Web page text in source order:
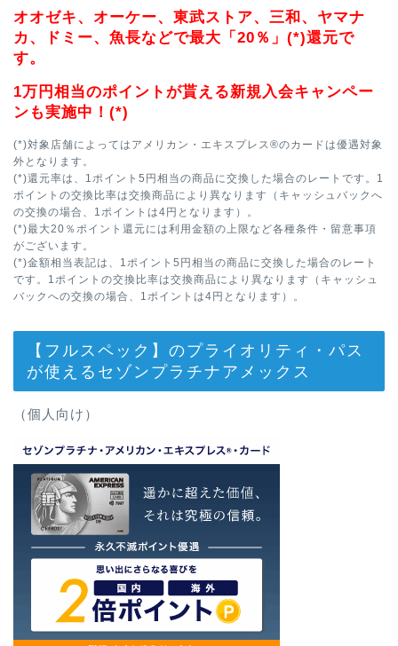
オオゼキ、オーケー、東武ストア、三和、ヤマナ
カ、ドミー、魚長などで最大「20％」(*)還元で
す。
1万円相当のポイントが貰える新規入会キャンペー
ンも実施中！(*)
(*)対象店舗によってはアメリカン・エキスプレス®のカードは優遇対象
外となります。
(*)還元率は、1ポイント5円相当の商品に交換した場合のレートです。1
ポイントの交換比率は交換商品により異なります（キャッシュバックへ
の交換の場合、1ポイントは4円となります）。
(*)最大20％ポイント還元には利用金額の上限など各種条件・留意事項
がございます。
(*)金額相当表記は、1ポイント5円相当の商品に交換した場合のレート
です。1ポイントの交換比率は交換商品により異なります（キャッシュ
バックへの交換の場合、1ポイントは4円となります）。
【フルスペック】のプライオリティ・パス
が使えるセゾンプラチナアメックス
（個人向け）